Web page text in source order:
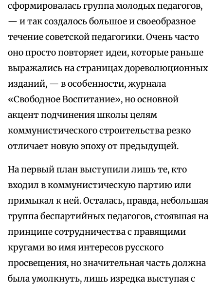
сформировалась группа молодых педагогов,
— и так создалось большое и своеобразное
течение советской педагогики. Очень часто
оно просто повторяет идеи, которые раньше
выражались на страницах дореволюционных
изданий, — в особенности, журнала
«Свободное Воспитание», но основной
акцент подчинения школы целям
коммунистического строительства резко
отличает новую эпоху от предыдущей.
На первый план выступили лишь те, кто
входил в коммунистическую партию или
примыкал к ней. Осталась, правда, небольшая
группа беспартийных педагогов, стоявшая на
принципе сотрудничества с правящими
кругами во имя интересов русского
просвещения, но значительная часть должна
была умолкнуть, лишь изредка выступая с